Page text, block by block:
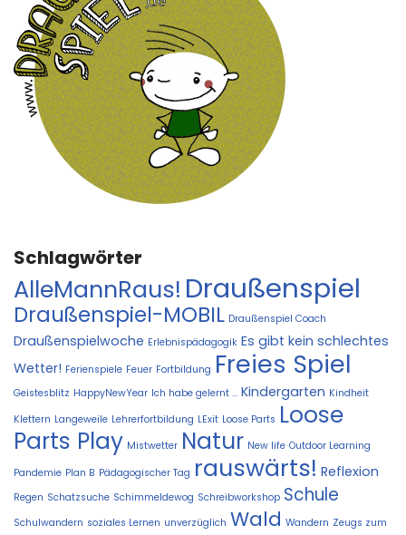
Schlagwörter
AlleMannRaus! Draußenspiel
Draußenspiel-MOBIL Draußenspiel Coach
Draußenspielwoche Erlebnispädagogik Es gibt kein schlechtes
Wetter! Ferienspiele Feuer Fortbildung Freies Spiel
Geistesblitz HappyNewYear Ich habe gelernt ... Kindergarten Kindheit
Klettern Langeweile Lehrerfortbildung LExit Loose Parts Loose
Parts Play Mistwetter Natur New life Outdoor Learning
Pandemie Plan B Pädagogischer Tag rauswärts! Reflexion
Regen Schatzsuche Schimmeldewog Schreibworkshop Schule
Schulwandern soziales Lernen unverzüglich Wald Wandern Zeugs zum